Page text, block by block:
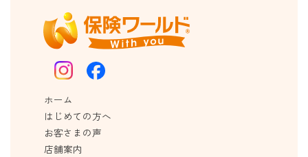
ホーム
はじめての方へ
お客さまの声
店舗案内